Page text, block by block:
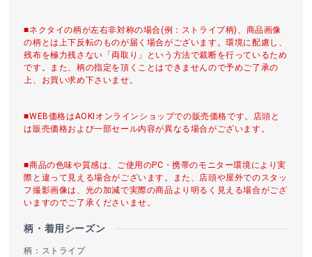
■ネクタイの柄が左右非対称の場合(例：ストライプ柄)、商品画像
の柄とは上下反転のものが届く場合がございます。環境に配慮し、
残布を極力残さない「両取り」という方法で裁断を行っているため
です。また、柄の指定を頂くことはできませんので予めご了承の
上、お買い求め下さいませ。
■WEB価格はAOKIオンラインショップでの販売価格です。店頭と
は販売価格および一部セール内容が異なる場合がございます。
■商品の色味や質感は、ご使用のPC・携帯のモニター環境により実
際と違って見える場合がございます。また、店頭や屋外でのスタッ
フ撮影画像は、光の加減で実際の商品より明るく見える場合がござ
いますのでご了承くださいませ。
柄・着用シーズン
柄：ストライプ